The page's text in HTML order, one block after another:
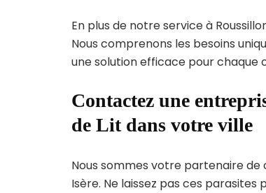
En plus de notre service à
Nous comprenons les besoins
une solution efficace pour chaque
Contactez une
de Lit dans votre ville
Nous sommes votre partenaire
Isère. Ne laissez pas ces